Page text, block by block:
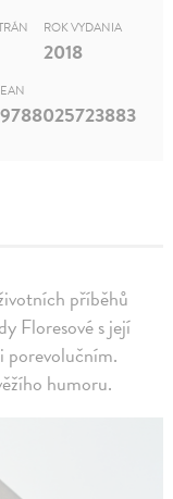
příběhů
Floresové s její
porevolučním.
humoru.
ROK VYDANIA
2018
EAN
9788025723883